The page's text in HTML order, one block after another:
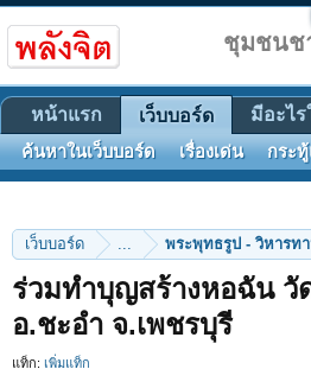
เว็บบอร์ด ... พระพุทธรูป - วิหารทา
ร่วมทําบุญสร้างหอฉัน
อ.ชะอํา จ.เพชรบุรี
แท็ก: เพิ่มแท็ก
ชุมชนช
หน้าแรก เว็บบอร์ด
ค้นหาในเว็บบอร์ด เรื่องเด่น กระ
มีอะไ